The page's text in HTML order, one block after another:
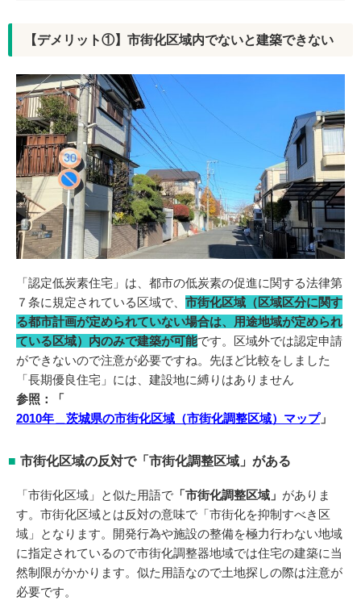
【デメリット①】市街化区域内でないと建築できない
「認定低炭素住宅」は、都市の低炭素の促進に関する法律第
７条に規定されている区域で、 市街化区域（区域区分に関す
る都市計画が定められていない場合は、用途地域が定められ
ている区域）内のみで建築が可能です。区域外では認定申請
ができないので注意が必要ですね。先ほど比較をしました
「長期優良住宅」には、建設地に縛りはありません
参照：「
2010年＿茨城県の市街化区域（市街化調整区域）マップ」
市街化区域の反対で「市街化調整区域」がある
「市街化区域」と似た用語で 「市街化調整区域」 がありま
す。市街化区域とは反対の意味で「市街化を抑制すべき区
域」となります。開発行為や施設の整備を極力行わない地域
に指定されているので市街化調整器地域では住宅の建築に当
然制限がかかります。似た用語なので土地探しの際は注意が
必要です。